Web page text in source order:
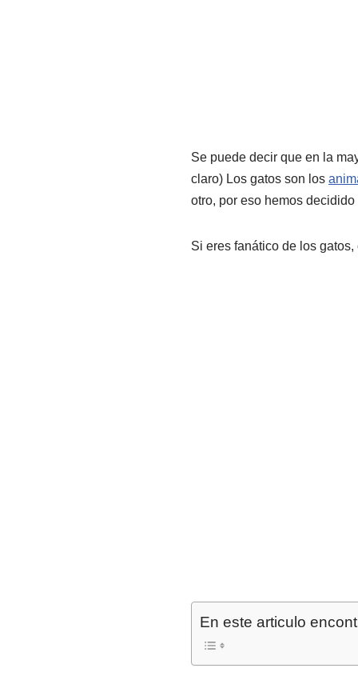
Se puede decir que en la
claro) Los gatos son los
otro, por eso hemos
Si eres fanático de los gatos,
En este articulo